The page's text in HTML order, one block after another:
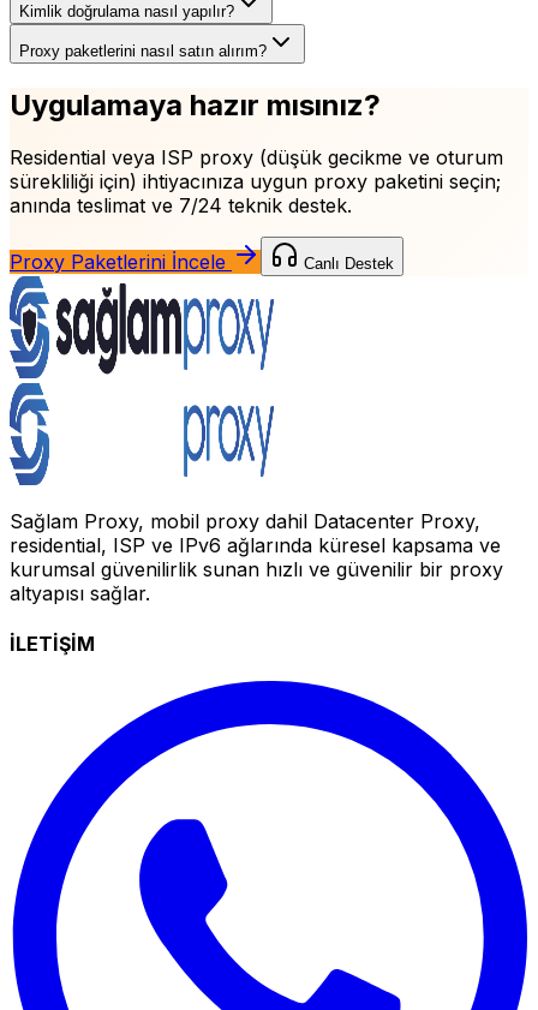
Kimlik doğrulama nasıl yapılır?
Proxy paketlerini nasıl satın alırım?
Uygulamaya hazır mısınız?
Residential veya ISP proxy (düşük gecikme ve oturum
sürekliliği için) ihtiyacınıza uygun proxy paketini seçin;
anında teslimat ve 7/24 teknik destek.
Proxy Paketlerini İncele Canlı Destek
Sağlam Proxy, mobil proxy dahil Datacenter Proxy,
residential, ISP ve IPv6 ağlarında küresel kapsama ve
kurumsal güvenilirlik sunan hızlı ve güvenilir bir proxy
altyapısı sağlar.
İLETİŞİM